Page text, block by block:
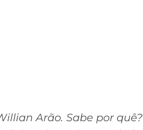
Arão. Sabe por quê?